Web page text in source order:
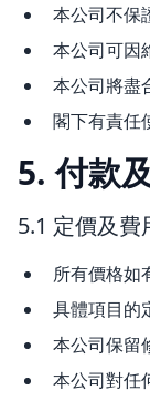
本公司不保
本公司可因
本公司將盡
閣下有責任
5. 付款
5.1 定價及費
所有價格如
具體項目的
本公司保留
本公司對任